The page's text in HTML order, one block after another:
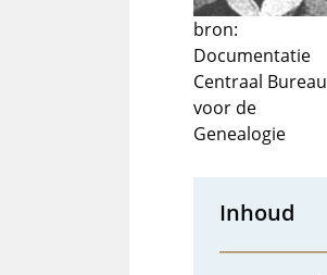
bron:
Documentatie
Centraal Bureau
voor de
Genealogie
Inhoud